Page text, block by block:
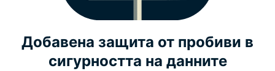
Добавена защита от пробиви в
сигурността на данните